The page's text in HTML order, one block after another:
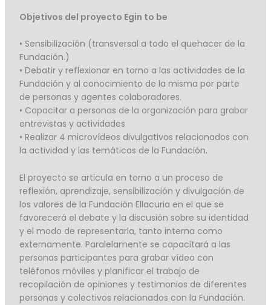
Objetivos del proyecto Egin to be
• Sensibilización (transversal a todo el quehacer de la
Fundación.)
• Debatir y reflexionar en torno a las actividades de la
Fundación y al conocimiento de la misma por parte
de personas y agentes colaboradores.
• Capacitar a personas de la organización para grabar
entrevistas y actividades
• Realizar 4 microvídeos divulgativos relacionados con
la actividad y las temáticas de la Fundación.
El proyecto se articula en torno a un proceso de
reflexión, aprendizaje, sensibilización y divulgación de
los valores de la Fundación Ellacuria en el que se
favorecerá el debate y la discusión sobre su identidad
y el modo de representarla, tanto interna como
externamente. Paralelamente se capacitará a las
personas participantes para grabar vídeo con
teléfonos móviles y planificar el trabajo de
recopilación de opiniones y testimonios de diferentes
personas y colectivos relacionados con la Fundación.